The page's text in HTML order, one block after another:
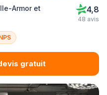
Armor et
4,8
48 avis
gratuit